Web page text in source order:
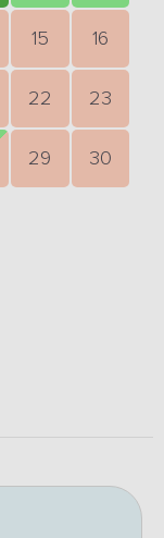
15 16
22 23
29 30